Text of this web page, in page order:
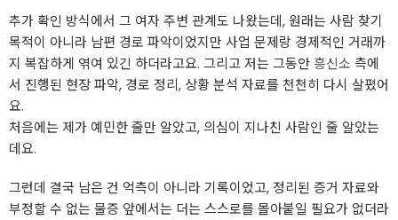
추가 확인 방식에서 그 여자 주변 관계도 나왔는데, 원래는 사람 찾기
목적이 아니라 남편 경로 파악이었지만 사업 문제랑 경제적인 거래까
지 복잡하게 엮여 있긴 하더라고요. 그리고 저는 그동안흥신소 측에
서 진행된 현장 파악, 경로 정리, 상황 분석 자료를 천천히 다시 살폈어
요.
처음에는 제가 예민한 줄만 알았고, 의심이 지나친 사람인 줄 알았는
데요.
그런데 결국 남은 건 억측이 아니라 기록이었고, 정리된 증거 자료와
부정할 수 없는 물증 앞에서는 더는 스스로를 몰아붙일 필요가 없더라